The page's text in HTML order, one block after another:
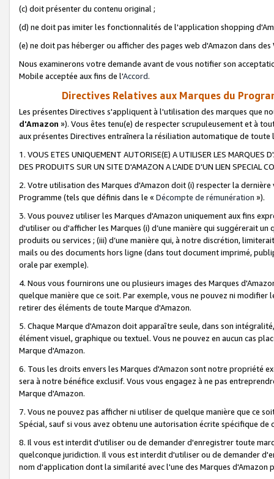
(c) doit présenter du contenu original ;
(d) ne doit pas imiter les fonctionnalités de l'application shopping
(e) ne doit pas héberger ou afficher des pages web d'Amazon dans
Nous examinerons votre demande avant de vous notifier son
Mobile acceptée aux fins de l'Accord.
Directives Relatives aux Marques du
Les présentes Directives s'appliquent à l'utilisation des marques que
d'Amazon »). Vous êtes tenu(e) de respecter scrupuleusement et à
aux présentes Directives entraînera la résiliation automatique de
1. VOUS ETES UNIQUEMENT AUTORISE(E) A UTILISER LES MARQUES
DES PRODUITS SUR UN SITE D'AMAZON A L'AIDE D'UN LIEN SPECIAL
2. Votre utilisation des Marques d'Amazon doit (i) respecter la
Programme (tels que définis dans le « Décompte de rémunération »).
3. Vous pouvez utiliser les Marques d'Amazon uniquement aux fins
d'utiliser ou d'afficher les Marques (i) d’une manière qui suggérerait
produits ou services ; (iii) d’une manière qui, à notre discrétion,
mails ou des documents hors ligne (dans tout document imprimé,
orale par exemple).
4. Nous vous fournirons une ou plusieurs images des Marques
quelque manière que ce soit. Par exemple, vous ne pouvez ni
retirer des éléments de toute Marque d'Amazon.
5. Chaque Marque d'Amazon doit apparaître seule, dans son
élément visuel, graphique ou textuel. Vous ne pouvez en aucun cas
Marque d'Amazon.
6. Tous les droits envers les Marques d'Amazon sont notre propriété
sera à notre bénéfice exclusif. Vous vous engagez à ne pas
Marque d'Amazon.
7. Vous ne pouvez pas afficher ni utiliser de quelque manière que ce
Spécial, sauf si vous avez obtenu une autorisation écrite spécifique de
8. Il vous est interdit d'utiliser ou de demander d'enregistrer toute
quelconque juridiction. Il vous est interdit d'utiliser ou de demander
nom d'application dont la similarité avec l'une des Marques